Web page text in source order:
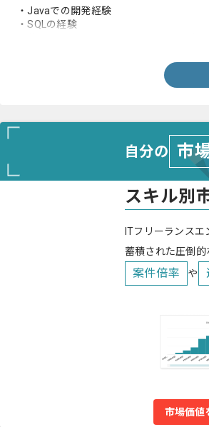
・Javaでの開発経験
・SQLの経験
自分の 市
スキル別
ITフリーランス
蓄積された圧倒的
案件倍率 や
市場価値